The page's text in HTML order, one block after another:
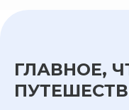
ГЛАВНОЕ,